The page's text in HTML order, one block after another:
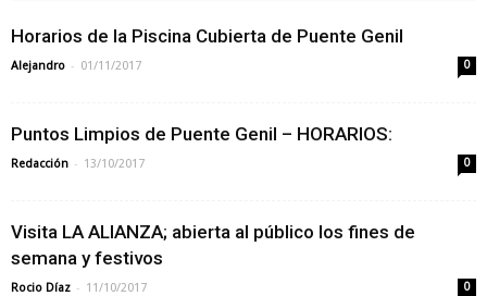
Horarios de la Piscina Cubierta de Puente Genil
Alejandro - 01/11/2017 0
Puntos Limpios de Puente Genil – HORARIOS:
Redacción - 13/10/2017 0
Visita LA ALIANZA; abierta al público los fines de
semana y festivos
Rocio Díaz - 11/10/2017 0